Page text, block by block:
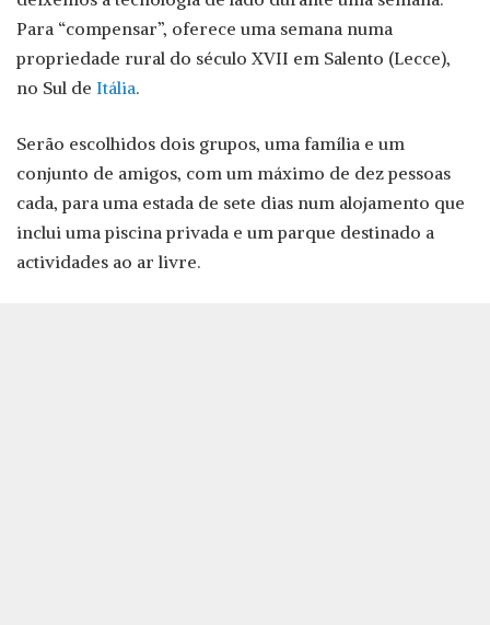
Para “compensar”, oferece uma semana numa
propriedade rural do século XVII em Salento (Lecce),
no Sul de Itália.
Serão escolhidos dois grupos, uma família e um
conjunto de amigos, com um máximo de dez pessoas
cada, para uma estada de sete dias num alojamento que
inclui uma piscina privada e um parque destinado a
actividades ao ar livre.